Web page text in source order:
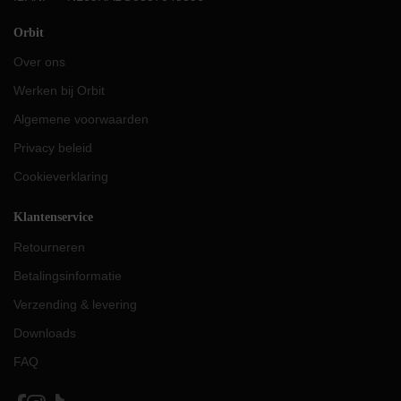
Orbit
Over ons
Werken bij Orbit
Algemene voorwaarden
Privacy beleid
Cookieverklaring
Klantenservice
Retourneren
Betalingsinformatie
Verzending & levering
Downloads
FAQ